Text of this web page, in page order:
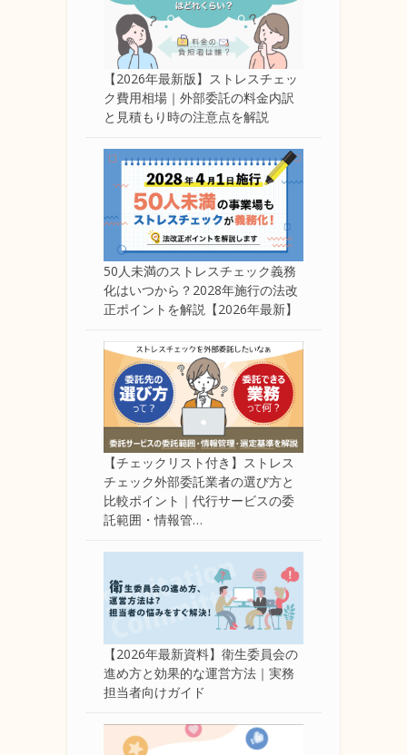
【2026年最新版】ストレスチェッ
ク費用相場｜外部委託の料金内訳
と見積もり時の注意点を解説
50人未満のストレスチェック義務
化はいつから？2028年施行の法改
正ポイントを解説【2026年最新】
【チェックリスト付き】ストレス
チェック外部委託業者の選び方と
比較ポイント｜代行サービスの委
託範囲・情報管…
【2026年最新資料】衛生委員会の
進め方と効果的な運営方法｜実務
担当者向けガイド